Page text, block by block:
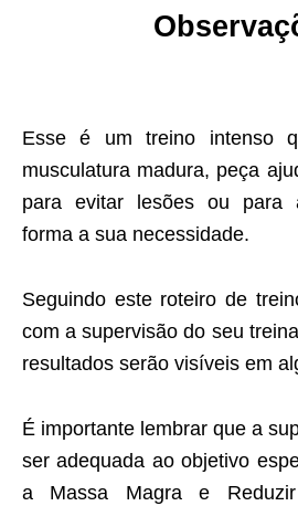
Esse é um treino intenso
musculatura madura, peça
para evitar lesões ou para
forma a sua necessidade.
Seguindo este roteiro de
com a supervisão do seu
resultados serão visíveis em
É importante lembrar que a
ser adequada ao objetivo
a Massa Magra e